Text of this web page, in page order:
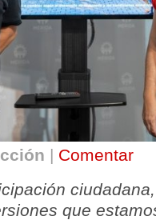
| Comentar
que